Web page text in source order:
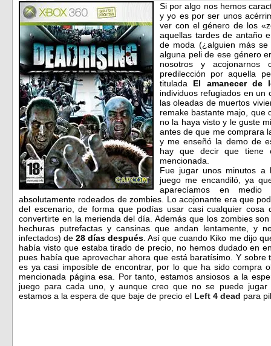
Si por algo nos hemos
y yo es por ser unos
ver con el género de los
aquellas tardes de antaño
de moda (¿alguien más
alguna peli de ese género
nosotros y acojonarnos
predilección por aquella
titulada El amanecer de
individuos refugiados en un
las oleadas de muertos
remake bastante majo, que
no la haya visto y le guste
antes de que me comprara
y me enseñó la demo de
hay que decir que tiene
mencionada.
Fue jugar unos minutos
juego me encandiló, ya
aparecíamos en
absolutamente rodeados de zombies. Lo acojonante era que
del escenario, de forma que podías usar casi cualquier cosa
convertirte en la merienda del día. Además que los zombies
hechuras putrefactas y cansinas que andan lentamente, y
infectados) de28 días después . Así que cuando Kiko me dijo
había visto que estaba tirado de precio, no hemos dudado en
pues había que aprovechar ahora que está baratísimo. Y
es ya casi imposible de encontrar, por lo que ha sido compra
mencionada página esa. Por tanto, estamos ansiosos a la
juego para cada uno, y aunque creo que no se puede
estamos a la espera de que baje de precio el Left 4 dead para